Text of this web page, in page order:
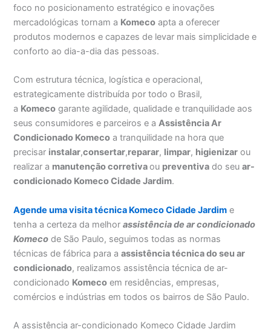
foco no posicionamento estratégico e inovações
mercadológicas tornam a Komeco apta a oferecer
produtos modernos e capazes de levar mais simplicidade e
conforto ao dia-a-dia das pessoas.
Com estrutura técnica, logística e operacional,
estrategicamente distribuída por todo o Brasil,
a Komeco garante agilidade, qualidade e tranquilidade aos
seus consumidores e parceiros e aAssistência Ar
Condicionado Komeco a tranquilidade na hora que
precisar instalar,consertar,reparar, limpar, higienizar ou
realizar a manutenção corretivaou preventiva do seuar-
condicionado Komeco Cidade Jardim.
Agende uma visita técnica Komeco Cidade Jardim e
tenha a certeza da melhorassistênciade ar condicionado
Komeco de São Paulo, seguimos todas as normas
técnicas de fábrica para aassistência técnica do seu ar
condicionado, realizamos assistência técnica de ar-
condicionado Komeco em residências, empresas,
comércios e indústrias em todos os bairros de São Paulo.
A assistência ar-condicionado Komeco Cidade Jardim